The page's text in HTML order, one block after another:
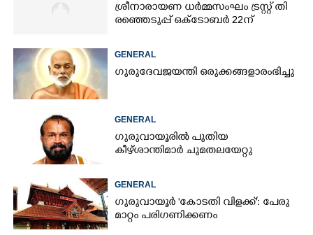
ശ്രീനാരായണ ധർമ്മസംഘം ട്രസ്റ്റ് തി​
രഞ്ഞെടുപ്പ് ഒക്ടോബർ 22ന്
GENERAL
ഗുരുദേവജയന്തി ഒരുക്കങ്ങളാരംഭിച്ചു
GENERAL
ഗുരുവായൂരിൽ പുതിയ
കീഴ്ശാന്തിമാർ ചുമതലയേറ്റു
GENERAL
ഗുരുവായൂർ 'കോടതി വിളക്ക്': പേരു
മാറ്റം പരിഗണിക്കണം